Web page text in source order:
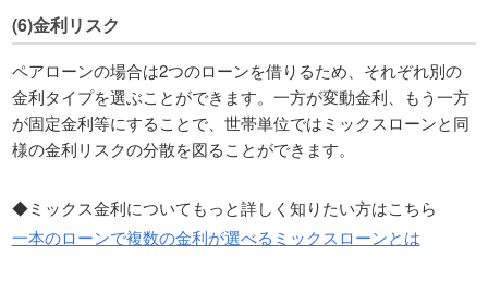
(6)金利リスク
ペアローンの場合は2つのローンを借りるため、それぞれ別の
金利タイプを選ぶことができます。一方が変動金利、もう一方
が固定金利等にすることで、世帯単位ではミックスローンと同
様の金利リスクの分散を図ることができます。
◆ミックス金利についてもっと詳しく知りたい方はこちら
一本のローンで複数の金利が選べるミックスローンとは